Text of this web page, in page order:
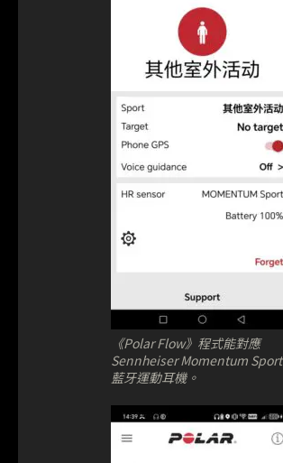
《Polar Flow》程式能對應
Sennheiser Momentum Sport
藍牙運動耳機。